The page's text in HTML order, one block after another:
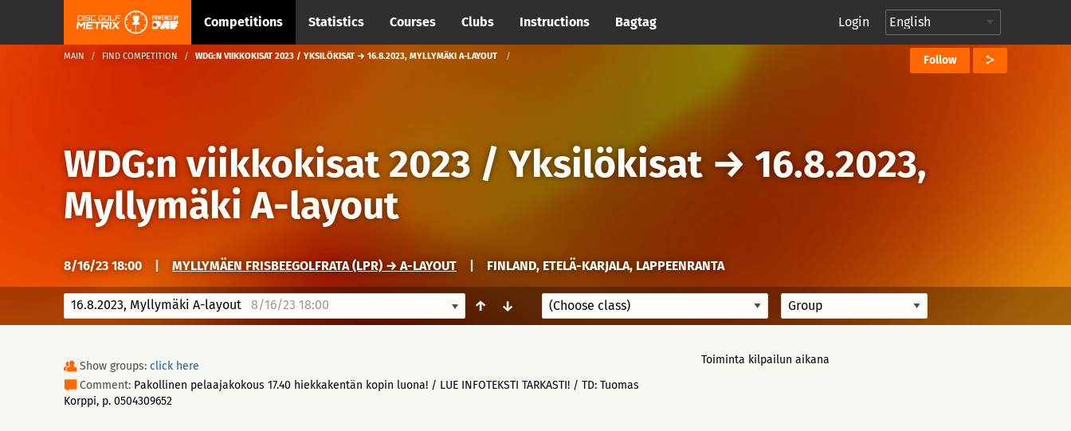
Competitions Statistics Courses Clubs Instructions Bagtag Login
MAIN FIND COMPETITION WDG:N VIIKKOKISAT 2023 / YKSILÖKISAT → 16.8.2023, MYLLYMÄKI A-LAYOUT Follow
WDG:n viikkokisat 2023 / Yksilökisat → 16.8.2023,
Myllymäki A-layout
8/16/23 18:00 MYLLYMÄEN FRISBEEGOLFRATA (LPR) → A-LAYOUT FINLAND, ETELÄ-KARJALA, LAPPEENRANTA
16.8.2023, Myllymäki A-layout 8/16/23 18:00 ↑ ↓
Show groups: click here
Comment: Pakollinen pelaajakokous 17.40 hiekkakentän kopin luona! / LUE INFOTEKSTI TARKASTI! / TD: Tuomas
Korppi, p. 0504309652
Toiminta kilpailun aikana